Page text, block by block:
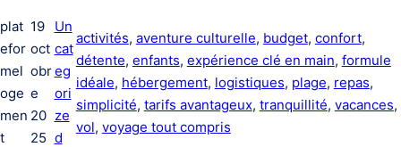
plat
efor
mel
oge
men
t
19
oct
obr
e
20
25
Un
cat
eg
ori
ze
d
activités, aventure culturelle, budget, confort
détente, enfants, expérience clé en main, formule
idéale, hébergement, logistiques, plage, repas
simplicité, tarifs avantageux, tranquillité, vacances
vol, voyage tout compris